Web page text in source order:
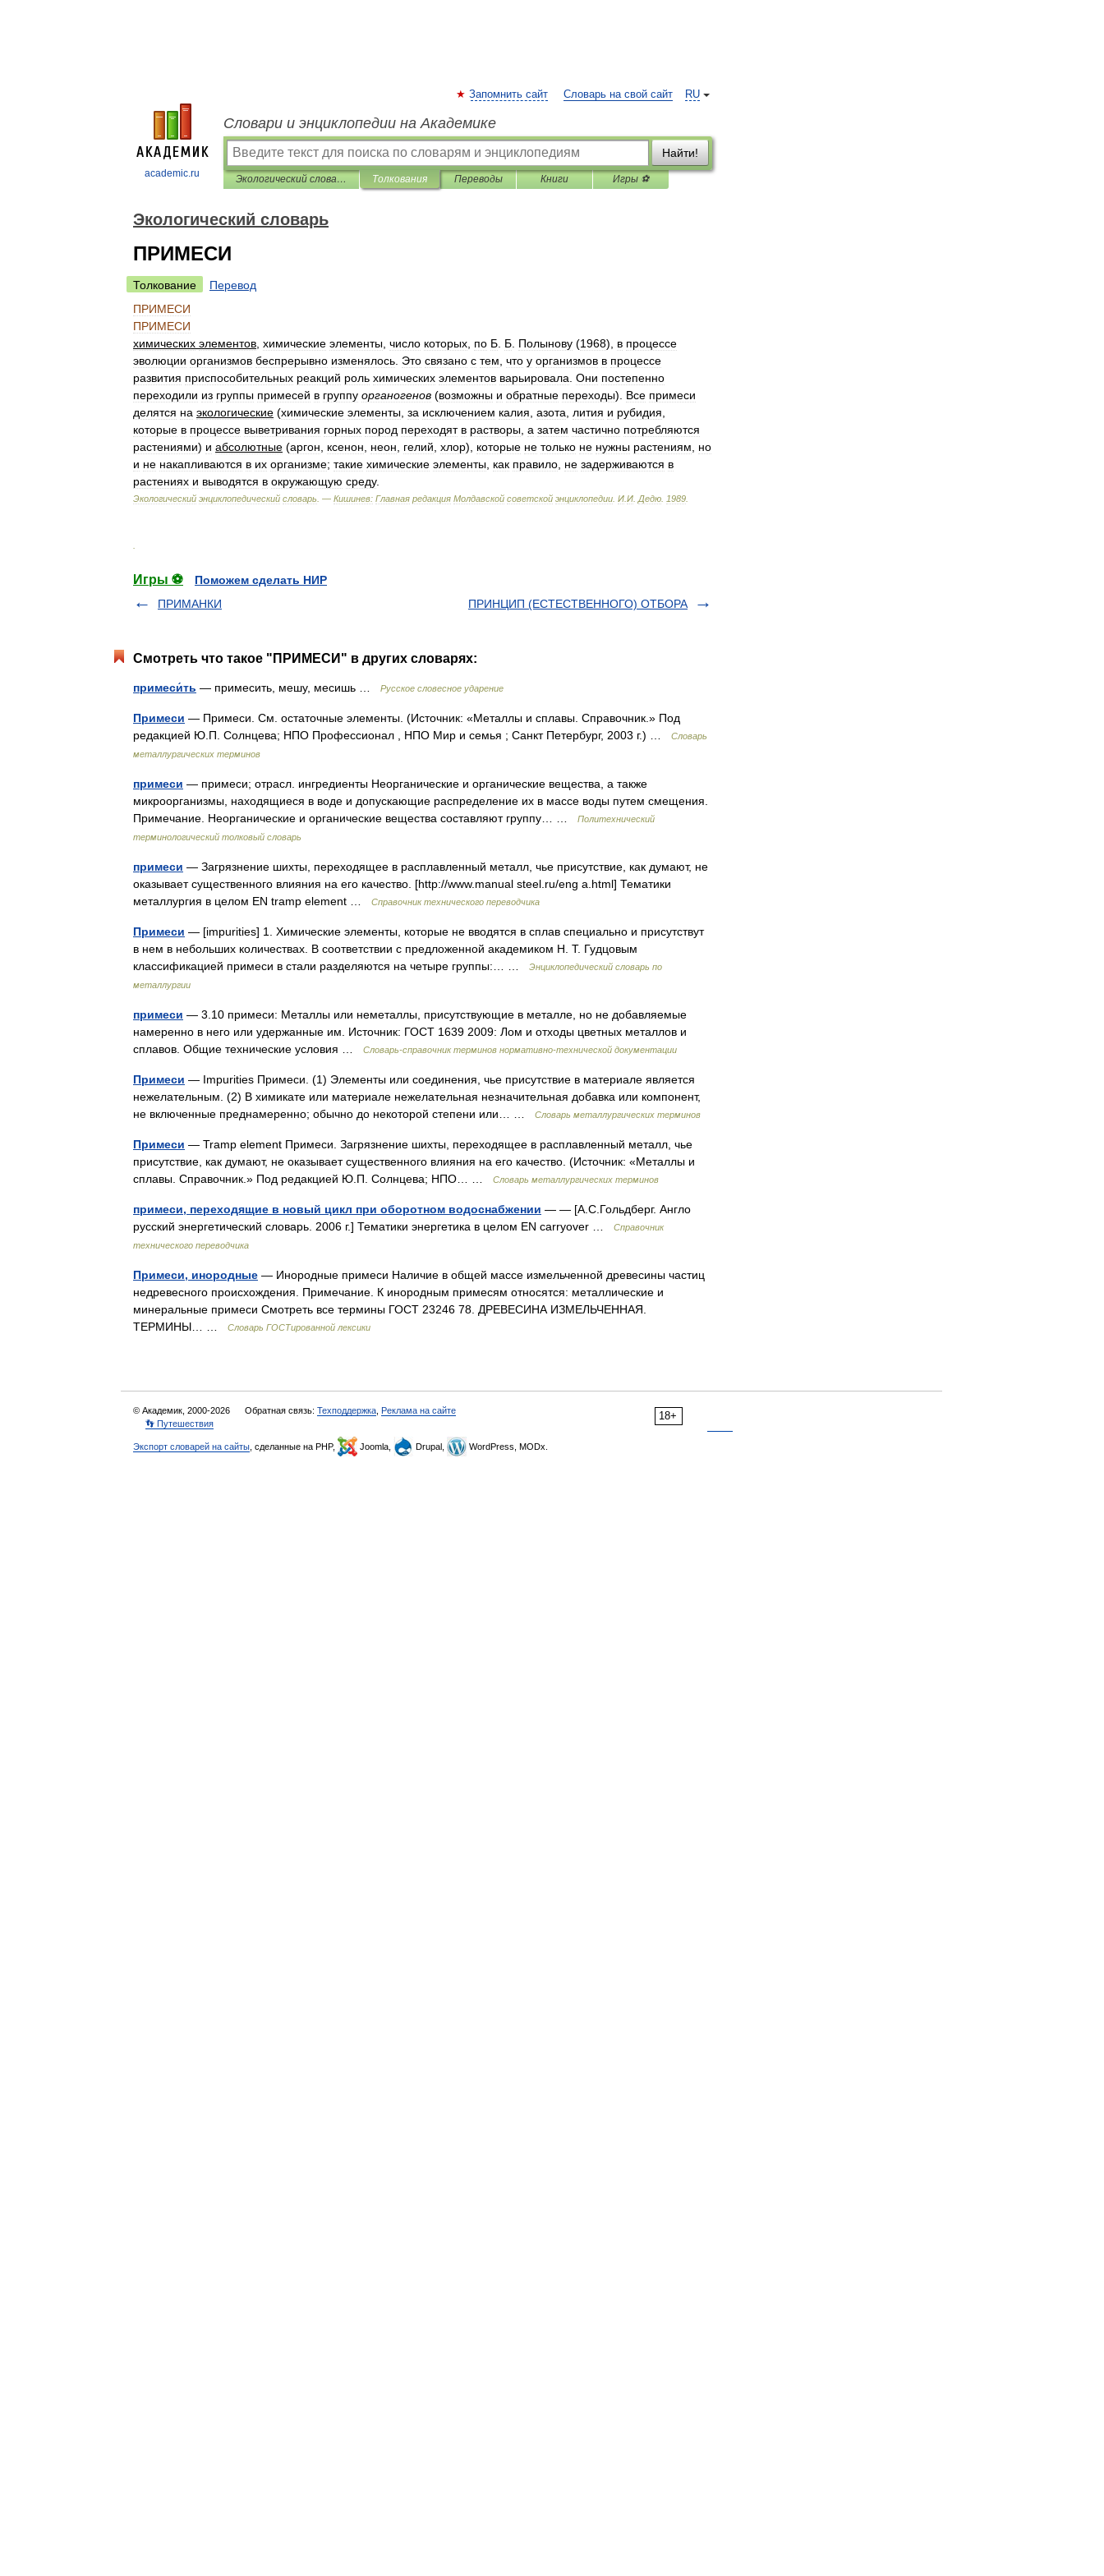
academic.ru
RU
Запомнить сайт Словарь на свой сайт
Словари и энциклопедии на Академике
Найти!
Экологический словарь Толкования Переводы Книги Игры ⚽
Экологический словарь
ПРИМЕСИ
Толкование
Перевод
ПРИМЕСИ
ПРИМЕСИ
химических элементов химические элементы число которых по Б Б Полынову (1968), в процессе
эволюции организмов беспрерывно изменялось Это связано с тем что у организмов в процессе
развития приспособительных реакций роль химических элементов варьировала Они постепенно
переходили из группы примесей в группу органогенов (возможны и обратные переходы). Все примеси
делятся на экологические (химические элементы за исключением калия азота лития и рубидия
которые в процессе выветривания горных пород переходят в растворы а затем частично потребляются
растениями) и абсолютные (аргон ксенон неон гелий хлор), которые не только не нужны растениям
но
и не накапливаются в их организме; такие химические элементы как правило не задерживаются в
растениях и выводятся в окружающую среду.
Экологический энциклопедический словарь . — Кишинев: Главная редакция Молдавской советской энциклопедии И И Дедю 1989
Игры ⚽
Поможем сделать НИР
ПРИМАНКИ
ПРИНЦИП (ЕСТЕСТВЕННОГО) ОТБОРА
Смотреть что такое "ПРИМЕСИ" в других словарях:
примеси́ть — примесить, мешу, месишь … Русское словесное ударение
Примеси — Примеси. См. остаточные элементы. (Источник: «Металлы и сплавы. Справочник.» Под
редакцией Ю.П. Солнцева; НПО Профессионал , НПО Мир и семья ; Санкт Петербург, 2003 г.) …
Словарь
металлургических терминов
примеси — примеси; отрасл. ингредиенты Неорганические и органические вещества, а также
микроорганизмы, находящиеся в воде и допускающие распределение их в массе воды путем смещения.
Примечание. Неорганические и органические вещества составляют группу… …
Политехнический
терминологический толковый словарь
примеси — Загрязнение шихты, переходящее в расплавленный металл, чье присутствие, как думают, не
оказывает существенного влияния на его качество. [http://www.manual steel.ru/eng a.html] Тематики
металлургия в целом EN tramp element …
Справочник технического переводчика
Примеси — [impurities] 1. Химические элементы, которые не вводятся в сплав специально и присутствут
в нем в небольших количествах. В соответствии с предложенной академиком Н. Т. Гудцовым
классификацией примеси в стали разделяются на четыре группы:… …
Энциклопедический словарь по
металлургии
примеси — 3.10 примеси: Металлы или неметаллы, присутствующие в металле, но не добавляемые
намеренно в него или удержанные им. Источник: ГОСТ 1639 2009: Лом и отходы цветных металлов и
сплавов. Общие технические условия …
Словарь-справочник терминов нормативно-технической документации
Примеси — Impurities Примеси. (1) Элементы или соединения, чье присутствие в материале является
нежелательным. (2) В химикате или материале нежелательная незначительная добавка или компонент,
не включенные преднамеренно; обычно до некоторой степени или… …
Словарь металлургических терминов
Примеси — Tramp element Примеси. Загрязнение шихты, переходящее в расплавленный металл, чье
присутствие, как думают, не оказывает существенного влияния на его качество. (Источник: «Металлы и
сплавы. Справочник.» Под редакцией Ю.П. Солнцева; НПО… …
Словарь металлургических терминов
примеси, переходящие в новый цикл при оборотном водоснабжении — — [А.С.Гольдберг. Англо
русский энергетический словарь. 2006 г.] Тематики энергетика в целом EN carryover …
Справочник
технического переводчика
Примеси, инородные — Инородные примеси Наличие в общей массе измельченной древесины частиц
недревесного происхождения. Примечание. К инородным примесям относятся: металлические и
минеральные примеси Смотреть все термины ГОСТ 23246 78. ДРЕВЕСИНА ИЗМЕЛЬЧЕННАЯ.
ТЕРМИНЫ… …
Словарь ГОСТированной лексики
18+
© Академик, 2000-2026 Обратная связь: Техподдержка Реклама на сайте
👣 Путешествия
Экспорт словарей на сайты , сделанные на PHP, Joomla, Drupal, WordPress, MODx.